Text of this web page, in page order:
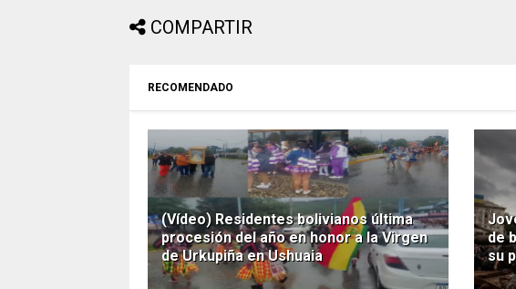
COMPARTIR
RECOMENDADO
(Vídeo) Residentes bolivianos última
procesión del año en honor a la Virgen
de Urkupiña en Ushuaia
de
su